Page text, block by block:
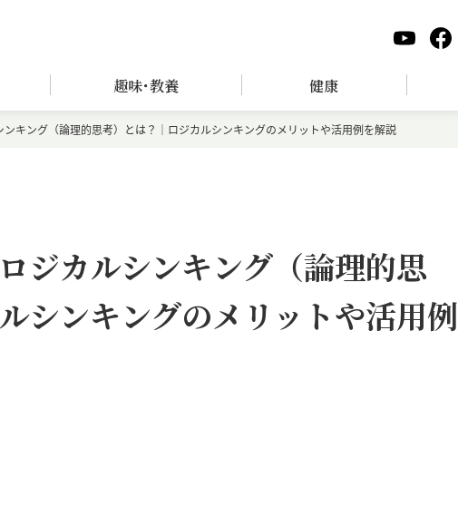
趣味･教養 健康
ンキング（論理的思考）とは？｜ロジカルシンキングのメリットや活用例を解説
ジカルシンキング（論理的思
シンキングのメリットや活用例